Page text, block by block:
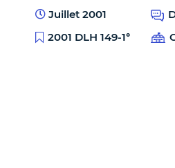
Juillet 2001
2001 DLH 149-1°